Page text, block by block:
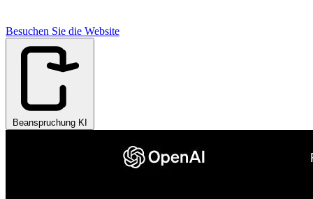
Besuchen Sie die Website
Beanspruchung KI